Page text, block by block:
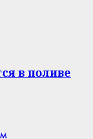
в поливе